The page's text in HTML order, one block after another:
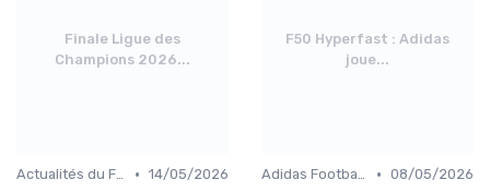
Finale Ligue des
Champions 2026...
Actualités du Football et Nouveautés • 14/05/2026
F50 Hyperfast : Adidas
joue...
Adidas Football Boots • 08/05/2026